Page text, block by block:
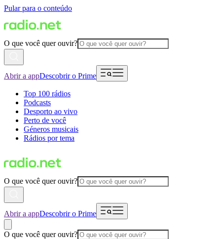
Pular para o conteúdo
O que você quer ouvir?
Abrir a appDescobrir o Prime
Top 100 rádios
Podcasts
Desporto ao vivo
Perto de você
Géneros musicais
Rádios por tema
O que você quer ouvir?
Abrir a appDescobrir o Prime
O que você quer ouvir?